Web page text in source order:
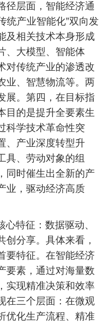
径层面，智能经济通
统产业智能化”双向发
及相关技术本身形成
、大模型、智能体
对传统产业的渗透改
业、智慧物流等。两
展。第四，在目标指
目的是提升全要素生
科学技术革命性突
、产业深度转型升
具、劳动对象的组
同时催生出全新的产
业，驱动经济高质
特征：数据驱动、
创分享。具体来看，
要特征。在智能经济
要素，通过对海量数
实现精准决策和效率
在三个层面：在微观
优化生产流程、精准